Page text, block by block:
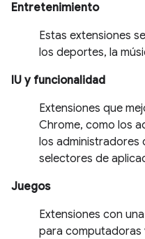
Entretenimiento
Estas extensiones
los deportes, la
IU y funcionalidad
Extensiones que
Chrome, como los
los administradores
selectores de
Juegos
Extensiones con
para computadoras